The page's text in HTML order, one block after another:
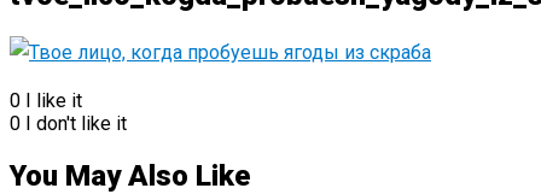
0 I like it
0 I don't like it
You May Also Like